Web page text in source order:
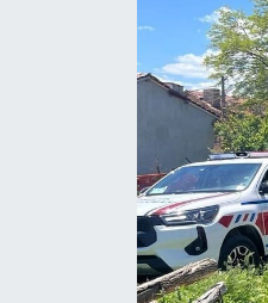
Özel Haber
Siyaset
Son Dakika